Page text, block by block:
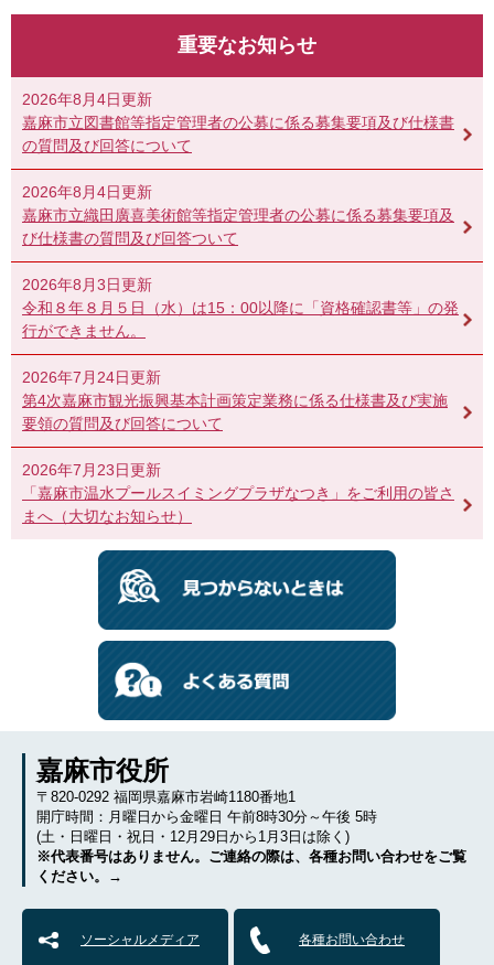
重要なお知らせ
2026年8月4日更新
嘉麻市立図書館等指定管理者の公募に係る募集要項及び仕様書
の質問及び回答について
2026年8月4日更新
嘉麻市立織田廣喜美術館等指定管理者の公募に係る募集要項及
び仕様書の質問及び回答ついて
2026年8月3日更新
令和８年８月５日（水）は15：00以降に「資格確認書等」の発
行ができません。
2026年7月24日更新
第4次嘉麻市観光振興基本計画策定業務に係る仕様書及び実施
要領の質問及び回答について
2026年7月23日更新
「嘉麻市温水プールスイミングプラザなつき」をご利用の皆さ
まへ（大切なお知らせ）
嘉麻市役所
〒820-0292 福岡県嘉麻市岩崎1180番地1
開庁時間：月曜日から金曜日 午前8時30分～午後 5時
(土・日曜日・祝日・12月29日から1月3日は除く)
※代表番号はありません。ご連絡の際は、各種お問い合わせをご覧
ください。→
ソーシャルメディア 各種お問い合わせ